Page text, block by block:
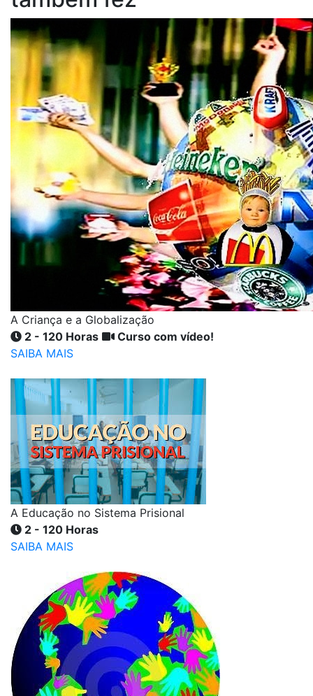
A Criança e a Globalização
2 - 120 Horas
Curso com vídeo!
SAIBA MAIS
A Educação no Sistema Prisional
2 - 120 Horas
SAIBA MAIS